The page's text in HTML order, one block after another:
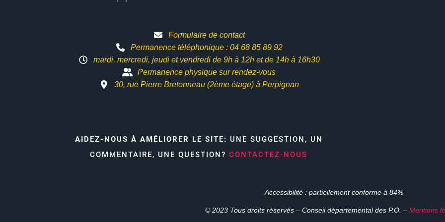
Formulaire de contact
Permanence téléphonique : 04 68 85 89 92
mardi, mercredi, jeudi et vendredi de 9h à 12h etde 14h à 16h30
Permanence physique sur rendez-vous
30, rue Pierre Bretonneau (2ème étage) à Perpignan
AIDEZ-NOUS À AMÉLIORER LE SITE: UNE SUGGESTION, UN
COMMENTAIRE, UNE QUESTION? CONTACTEZ-NOUS
Accessibilité : partiellement conforme à 84%
© 2023 Tous droits réservés – Conseil départemental des P.O. – Mentions